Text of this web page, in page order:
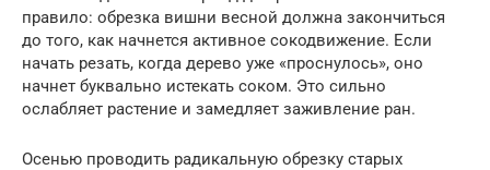
правило: обрезка вишни весной должна закончиться
до того, как начнется активное сокодвижение. Если
начать резать, когда дерево уже «проснулось», оно
начнет буквально истекать соком. Это сильно
ослабляет растение и замедляет заживление ран.
Осенью проводить радикальную обрезку старых